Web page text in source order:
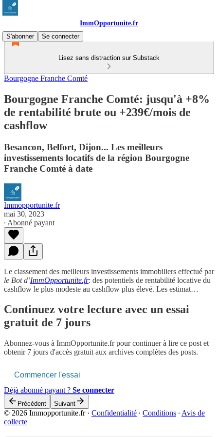
ImmOpportunite.fr
S'abonner
Se connecter
Lisez sans distraction sur Substack
Bourgogne Franche Comté
Bourgogne Franche Comté: jusqu'à +8%
de rentabilité brute ou +239€/mois de
cashflow
Besancon, Belfort, Dijon... Les meilleurs
investissements locatifs de la région Bourgogne
Franche Comté à date
Immopportunite.fr
mai 30, 2023
∙ Abonné payant
Le classement des meilleurs investissements immobiliers effectué par
le Bot d’ImmOpportunite.fr: des potentiels de rentabilité locative du
cashflow le plus modeste au cashflow plus élevé. Les estimat…
Continuez votre lecture avec un essai
gratuit de 7 jours
Abonnez-vous à ImmOpportunite.frpour continuer à lire ce post et
obtenir 7 jours d'accès gratuit aux archives complètes des posts.
Commencer l'essai
Déjà abonné payant ? Se connecter
Précédent Suivant
© 2026 Immopportunite.fr· Confidentialité ∙ Conditions ∙ Avis de
collecte